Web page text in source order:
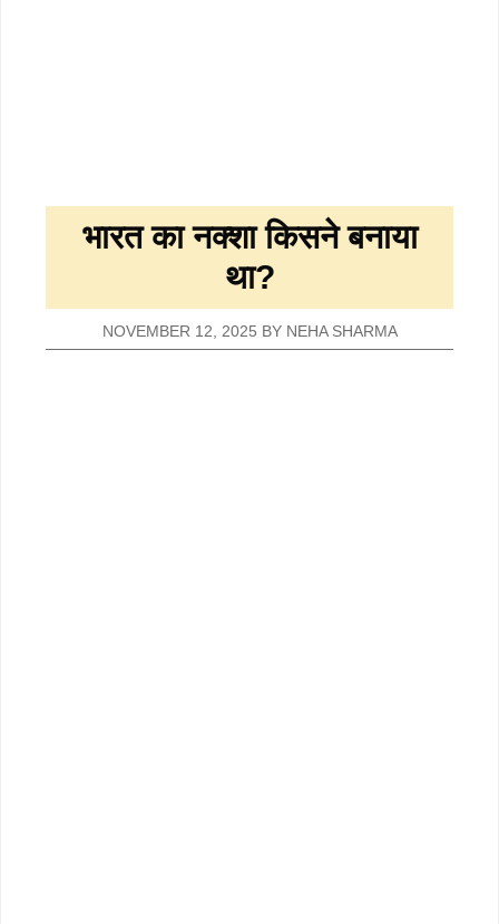
भारत का नक्शा किसने बनाया
था?
NOVEMBER 12, 2025 BY NEHA SHARMA